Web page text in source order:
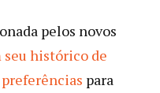
pelos novos
seu histórico de
para